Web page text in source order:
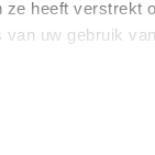
ze heeft verstrekt
uw gebruik